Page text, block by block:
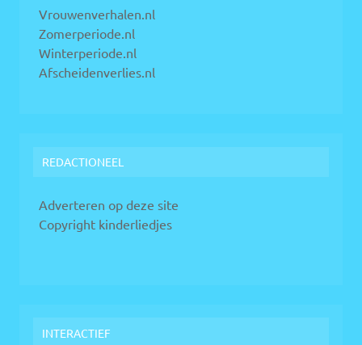
Vrouwenverhalen.nl
Zomerperiode.nl
Winterperiode.nl
Afscheidenverlies.nl
REDACTIONEEL
Adverteren op deze site
Copyright kinderliedjes
INTERACTIEF